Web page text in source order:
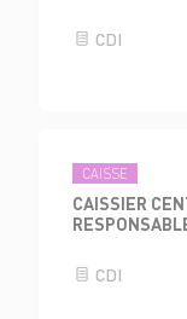
CDI
CAISSE
CAISSIER
CDI